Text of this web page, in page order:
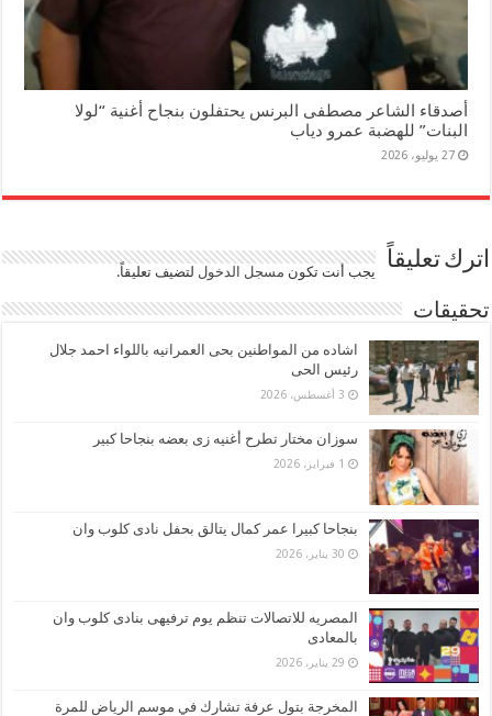
أصدقاء الشاعر مصطفى البرنس يحتفلون بنجاح أغنية “لولا
البنات” للهضبة عمرو دياب
27 يوليو، 2026
اترك تعليقاً يجب أنت تكون مسجل الدخول لتضيف تعليقاً.
تحقيقات
اشاده من المواطنين بحى العمرانيه باللواء احمد جلال
رئيس الحى
3 أغسطس، 2026
سوزان مختار تطرح أغنيه زى بعضه بنجاحا كبير
1 فبراير، 2026
بنجاحا كبيرا عمر كمال يتالق بحفل نادى كلوب وان
30 يناير، 2026
المصريه للاتصالات تنظم يوم ترفيهى بنادى كلوب وان
بالمعادى
29 يناير، 2026
المخرجة بتول عرفة تشارك في موسم الرياض للمرة